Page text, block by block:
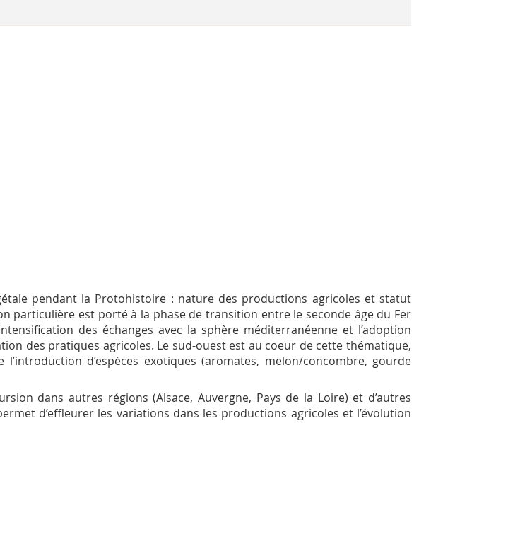
pendant la Protohistoire : nature des productions agricoles et statut
particulière est porté à la phase de transition entre le seconde âge du Fer
des échanges avec la sphère méditerranéenne et l’adoption
des pratiques agricoles. Le sud-ouest est au coeur de cette thématique,
d’espèces exotiques (aromates, melon/concombre, gourde
dans autres régions (Alsace, Auvergne, Pays de la Loire) et d’autres
d’effleurer les variations dans les productions agricoles et l’évolution